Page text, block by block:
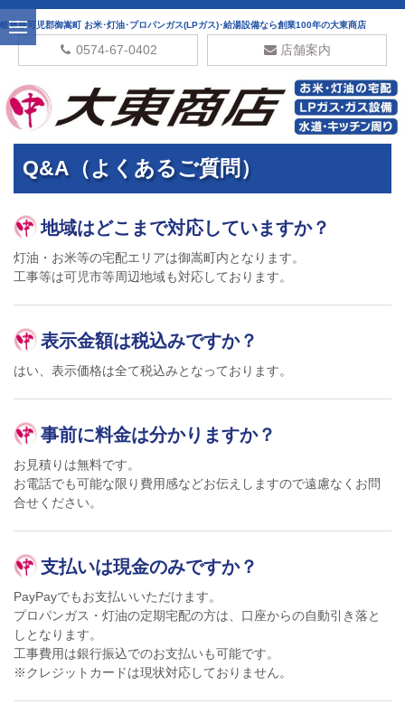
岐阜県可児郡御嵩町 お米･灯油･プロパンガス(LPガス)･給湯設備なら創業100年の大東商店
0574-67-0402 店舗案内
Q&A（よくあるご質問）
地域はどこまで対応していますか？
灯油・お米等の宅配エリアは御嵩町内となります。
工事等は可児市等周辺地域も対応しております。
表示金額は税込みですか？
はい、表示価格は全て税込みとなっております。
事前に料金は分かりますか？
お見積りは無料です。
お電話でも可能な限り費用感などお伝えしますので遠慮なくお問
合せください。
支払いは現金のみですか？
PayPayでもお支払いいただけます。
プロパンガス・灯油の定期宅配の方は、口座からの自動引き落と
しとなります。
工事費用は銀行振込でのお支払いも可能です。
※クレジットカードは現状対応しておりません。